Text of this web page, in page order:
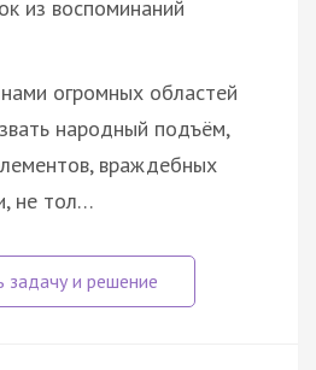
из воспоминаний
огромных областей
народный подъём,
враждебных
не тол…